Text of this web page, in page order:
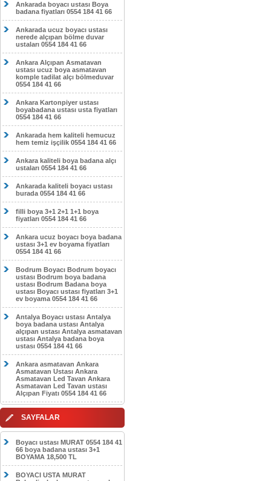
Ankarada boyacı ustası Boya
badana fiyatları 0554 184 41 66
Ankarada ucuz boyacı ustası
nerede alçıpan bölme duvar
ustaları 0554 184 41 66
Ankara Alçıpan Asmatavan
ustası ucuz boya asmatavan
komple tadilat alçı bölmeduvar
0554 184 41 66
Ankara Kartonpiyer ustası
boyabadana ustası usta fiyatları
0554 184 41 66
Ankarada hem kaliteli hemucuz
hem temiz işçilik 0554 184 41 66
Ankara kaliteli boya badana alçı
ustaları 0554 184 41 66
Ankarada kaliteli boyacı ustası
burada 0554 184 41 66
filli boya 3+1 2+1 1+1 boya
fiyatları 0554 184 41 66
Ankara ucuz boyacı boya badana
ustası 3+1 ev boyama fiyatları
0554 184 41 66
Bodrum Boyacı Bodrum boyacı
ustası Bodrum boya badana
ustası Bodrum Badana boya
ustası Boyacı ustası fiyatları 3+1
ev boyama 0554 184 41 66
Antalya Boyacı ustası Antalya
boya badana ustası Antalya
alçıpan ustası Antalya asmatavan
ustası Antalya badana boya
ustası 0554 184 41 66
Ankara asmatavan Ankara
Asmatavan Ustası Ankara
Asmatavan Led Tavan Ankara
Asmatavan Led Tavan ustası
Alçıpan Fiyatı 0554 184 41 66
SAYFALAR
Boyacı ustası MURAT 0554 184 41
66 boya badana ustası 3+1
BOYAMA 18,500 TL
BOYACI USTA MURAT